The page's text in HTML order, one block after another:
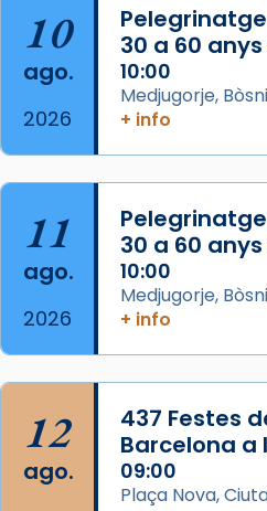
Arquebisbat de
2 weeks ago
Memòria de les santes
Acompanyant la
partir de l’Edat
que les santes Juliana
Semproniana (“relatiu
eterna”) són deixebles
frare Joan Gaspar
que les santes són filles
Mataró en reivindicarà
Foto
View on Facebook · Share
10
ago.
2026
30 a 60
10:00
Medjugorje,
+ info
11
ago.
2026
30 a 60
10:00
Medjugorje,
+ info
12
ago.
437 Festes
Barcelona a
09:00
Plaça Nova,